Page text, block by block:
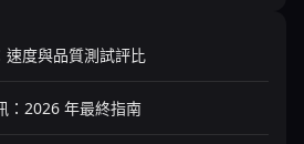
速度與品質測試評比
：2026 年最終指南